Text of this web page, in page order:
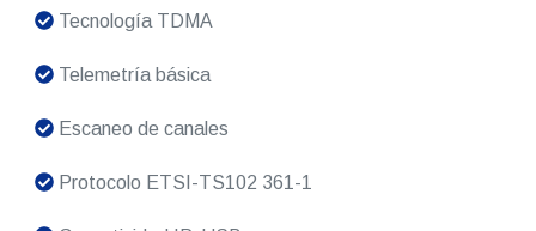
Tecnología TDMA
Telemetría básica
Escaneo de canales
Protocolo ETSI-TS102 361-1